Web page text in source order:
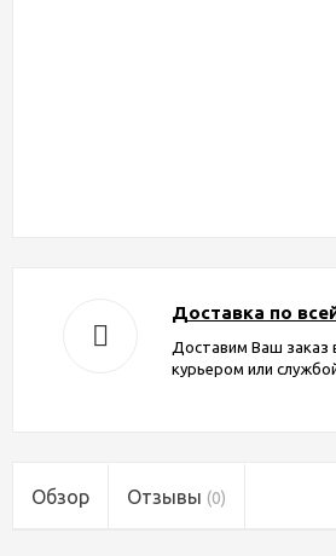
Доставка по
Доставим Ваш заказ
курьером или
Обзор Отзывы (0)